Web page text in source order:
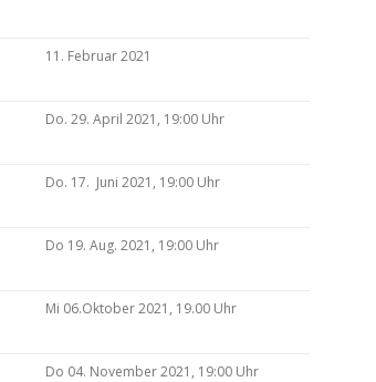
11. Februar 2021
Do. 29. April 2021, 19:00 Uhr
Do. 17. Juni 2021, 19:00 Uhr
Do 19. Aug. 2021, 19:00 Uhr
Mi 06.Oktober 2021, 19.00 Uhr
Do 04. November 2021, 19:00 Uhr